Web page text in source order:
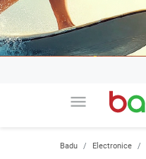
menu
Badu Electronice